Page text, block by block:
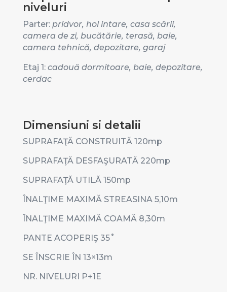
niveluri
Parter: pridvor, hol intare, casa scării,
camera de zi, bucătărie, terasă, baie,
camera tehnică, depozitare, garaj
Etaj 1: cadouă dormitoare, baie, depozitare,
cerdac
Dimensiuni si detalii
SUPRAFAŢĂ CONSTRUITĂ 120mp
SUPRAFAŢĂ DESFAŞURATĂ 220mp
SUPRAFAŢĂ UTILĂ 150mp
ÎNALŢIME MAXIMĂ STREASINA 5,10m
ÎNALŢIME MAXIMĂ COAMĂ 8,30m
PANTE ACOPERIŞ 35˚
SE ÎNSCRIE ÎN 13×13m
NR. NIVELURI P+1E